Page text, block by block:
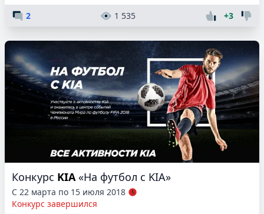
2 1 535 +3
Конкурс KIA «На футбол с KIA»
С 22 марта по 15 июля 2018
Конкурс завершился